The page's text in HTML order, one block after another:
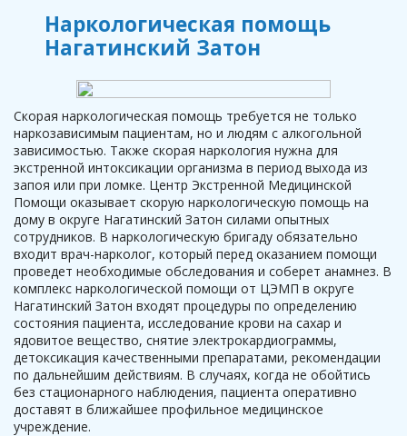
Наркологическая помощь
Нагатинский Затон
Скорая наркологическая помощь требуется не только
наркозависимым пациентам, но и людям с алкогольной
зависимостью. Также скорая наркология нужна для
экстренной интоксикации организма в период выхода из
запоя или при ломке. Центр Экстренной Медицинской
Помощи оказывает скорую наркологическую помощь на
дому в округе Нагатинский Затон силами опытных
сотрудников. В наркологическую бригаду обязательно
входит врач-нарколог, который перед оказанием помощи
проведет необходимые обследования и соберет анамнез. В
комплекс наркологической помощи от ЦЭМП в округе
Нагатинский Затон входят процедуры по определению
состояния пациента, исследование крови на сахар и
ядовитое вещество, снятие электрокардиограммы,
детоксикация качественными препаратами, рекомендации
по дальнейшим действиям. В случаях, когда не обойтись
без стационарного наблюдения, пациента оперативно
доставят в ближайшее профильное медицинское
учреждение.